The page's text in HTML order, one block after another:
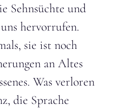
Sehnsüchte und
hervorrufen.
sie ist noch
an Altes
Was verloren
die Sprache